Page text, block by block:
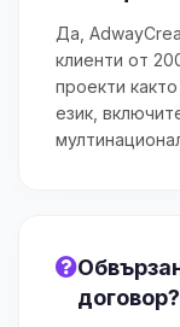
Да,
клиенти от
проекти
език,
договор?